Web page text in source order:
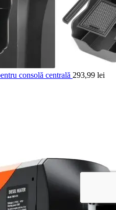
consolă centrală 293,99 lei